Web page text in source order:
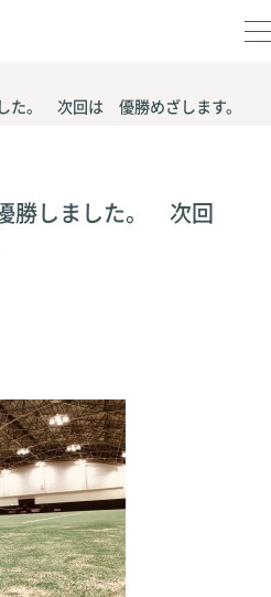
た。 次回は 優勝めざします。
勝しました。 次回